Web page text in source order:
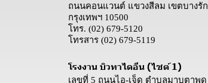
ถนนคอนแวนต์ แขวงสีลม เขตบางรัก
กรุงเทพฯ 10500
โทร. (02) 679-5120
โทรสาร (02) 679-5119
โรงงาน บิวทาไดอีน (ไซต์ 1)
เลขที่ 5 ถนนไอ-เจ็ด ตำบลมาบตาพุด